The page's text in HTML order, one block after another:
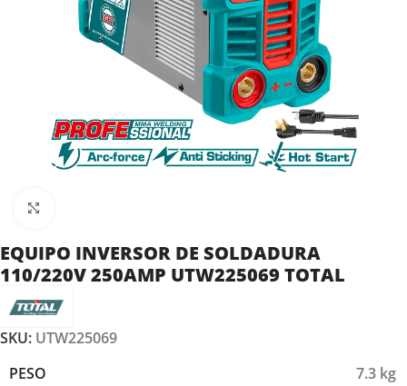
EQUIPO INVERSOR DE SOLDADURA
110/220V 250AMP UTW225069 TOTAL
SKU: UTW225069
PESO
7.3 kg